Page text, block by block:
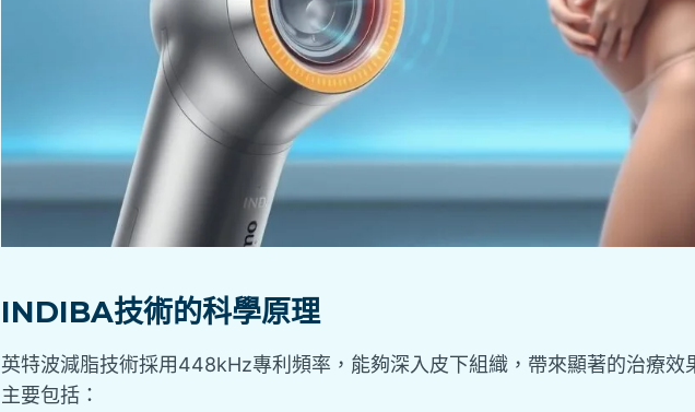
INDIBA技術的科學原理
英特波減脂技術採用448kHz專利頻率，能夠深入皮下組織，帶來顯著的治療效
主要包括：